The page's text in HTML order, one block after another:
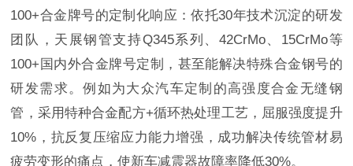
100+合金牌号的定制化响应：依托30年技术沉淀的研发
团队，天展钢管支持Q345系列、42CrMo、15CrMo等
100+国内外合金牌号定制，甚至能解决特殊合金钢号的
研发需求。例如为大众汽车定制的高强度合金无缝钢
管，采用特种合金配方+循环热处理工艺，屈服强度提升
10%，抗反复压缩应力能力增强，成功解决传统管材易
疲劳变形的痛点，使新车减震器故障率降低30%。